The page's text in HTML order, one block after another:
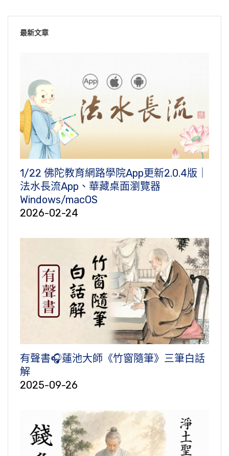
最新文章
1/22 佛陀教育網路學院App更新2.0.4版｜
法水長流App、華藏桌面瀏覽器
Windows/macOS
2026-02-24
有聲書🎧蓮池大師《竹窗隨筆》三筆白話
解
2025-09-26